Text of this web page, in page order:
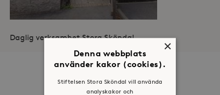
Daglig verksamhet Stora Sköndal
Organisation
×
Denna webbplats
använder kakor (cookies).
Stiftelsen Stora Sköndal vill använda
analyskakor och